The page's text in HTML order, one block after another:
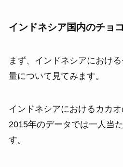
インドネシア国内のチョ
まず、インドネシアにおけ
量について見てみます。
インドネシアにおけるカカオ
2015年のデータでは一人当
す。